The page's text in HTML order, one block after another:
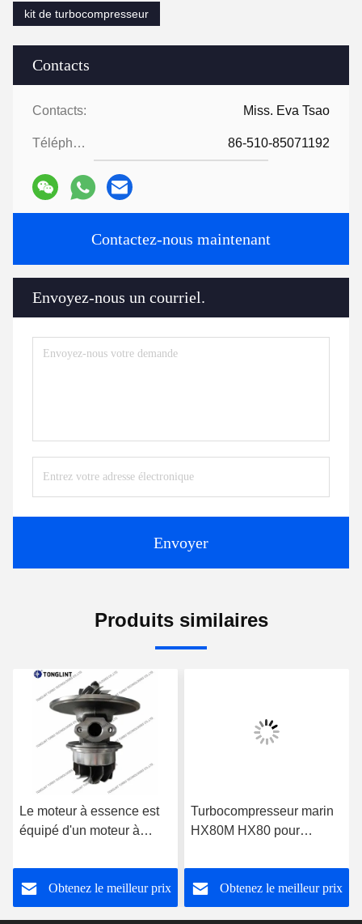
Contacts
Contacts: Miss. Eva Tsao
Téléphone: 86-510-85071192
Contactez-nous maintenant
Envoyez-nous un courriel.
Envoyer
kit de turbocompresseur
Produits similaires
Le moteur à essence est
équipé d'un moteur à
Obtenez le meilleur prix
Turbocompresseur marin
HX80M HX80 pour
Cummin/s, cartouche
CHRA 4027408
Obtenez le meilleur prix